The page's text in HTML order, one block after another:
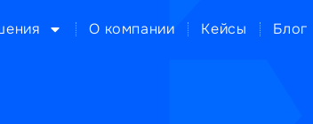
О компании Кейсы Блог